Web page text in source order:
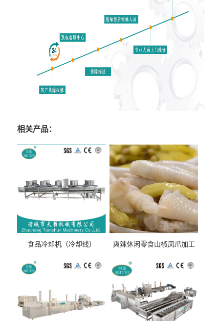
相关产品：
食品冷却机（冷却线）
爽辣休闲零食山椒凤爪加工
流水线）